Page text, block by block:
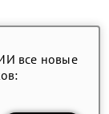
все новые